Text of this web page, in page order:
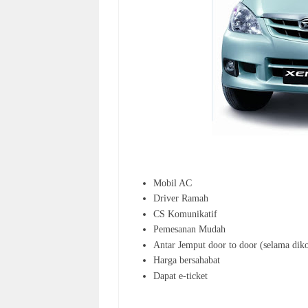
Mobil AC
Driver Ramah
CS Komunikatif
Pemesanan Mudah
Antar Jemput door to door (selama
Harga bersahabat
Dapat e-ticket